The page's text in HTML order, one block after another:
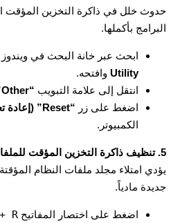
حدوث خلل في ذاكرة التخزين المؤقت
البرامج بأكملها.
ابحث عبر خانة البحث في
Utility وافتحه.
انتقل إلى علامة التبويب “Other” (أخرى)
اضغط على زر “Reset” (إعادة تعيين)
الكمبيوتر.
5. تنظيف ذاكرة التخزين المؤقت للملفات المؤقتة (Temp)
يؤدي امتلاء مجلد ملفات النظام
جديدة مادياً.
اضغط على اختصار المفاتيح R